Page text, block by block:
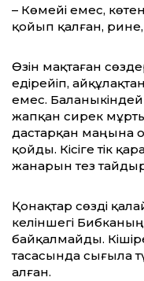
– Көмейі емес,
қойып қалған, әрине,
Өзін мақтаған
едірейіп,
емес.
жапқан сирек
дастарқан маңына
қойды. Кісіге тік
жанарын тез
Қонақтар сөзді
келіншегі
байқалмайды.
тасасында сығыла
алған.